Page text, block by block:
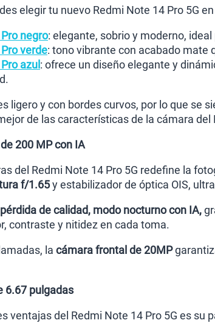
elegir tu nuevo Redmi Note 14 Pro 5G
negro: elegante, sobrio y moderno,
verde: tono vibrante con acabado mate
azul : ofrece un diseño elegante y
ligero y con bordes curvos, por lo que se
de las características de la cámara del
200 MP con IA
del Redmi Note 14 Pro 5G redefine la
f/1.65y estabilizador de óptica OIS,
de calidad, modo nocturno con IA,
contraste y nitidez en cada toma.
la cámara frontal de 20MP
6.67 pulgadas
ventajas del Redmi Note 14 Pro 5G es su